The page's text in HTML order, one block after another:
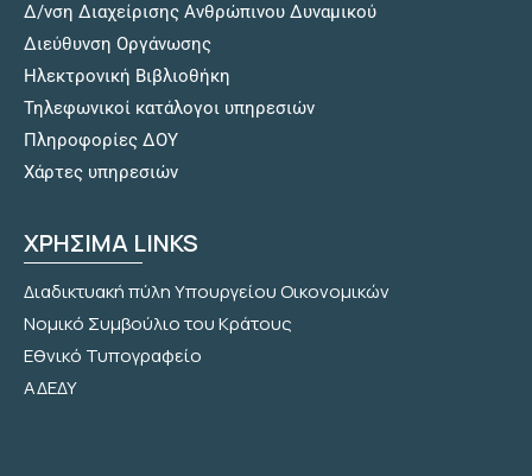
Δ/νση Διαχείρισης Ανθρώπινου Δυναμικού
Διεύθυνση Οργάνωσης
Hλεκτρονική Βιβλιοθήκη
Τηλεφωνικοί κατάλογοι υπηρεσιών
Πληροφορίες ΔΟΥ
Χάρτες υπηρεσιών
ΧΡΗΣΙΜΑ LINKS
Διαδικτυακή πύλη Υπουργείου Οικονομικών
Νομικό Συμβούλιο του Κράτους
Εθνικό Τυπογραφείο
ΑΔΕΔΥ